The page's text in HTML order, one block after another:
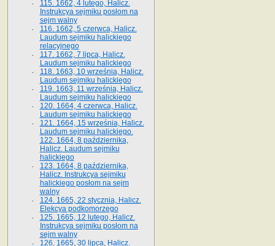
115. 1662, 4 lutego, Halicz.
Instrukcya sejmiku posłom na
sejm walny
116. 1662, 5 czerwca, Halicz.
Laudum sejmiku halickiego
relacyjnego
117. 1662, 7 lipca, Halicz.
Laudum sejmiku halickiego
118. 1663, 10 września, Halicz.
Laudum sejmiku halickiego
119. 1663, 11 września, Halicz.
Laudum sejmiku halickiego
120. 1664, 4 czerwca, Halicz.
Laudum sejmiku halickiego
121. 1664, 15 września, Halicz.
Laudum sejmiku halickiego.
122. 1664, 8 października,
Halicz. Laudum sejmiku
halickiego
123. 1664, 8 października,
Halicz. Instrukcya sejmiku
halickiego posłom na sejm
walny
124. 1665, 22 stycznia, Halicz.
Elekcya podkomorzego
125. 1665, 12 lutego, Halicz.
Instrukcya sejmiku posłom na
sejm walny
126. 1665, 30 lipca, Halicz.